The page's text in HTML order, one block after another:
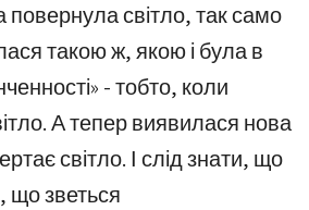
повернула світло, так само
такою ж, якою і була в
- тобто, коли
А тепер виявилася нова
світло. І слід знати, що
що зветься